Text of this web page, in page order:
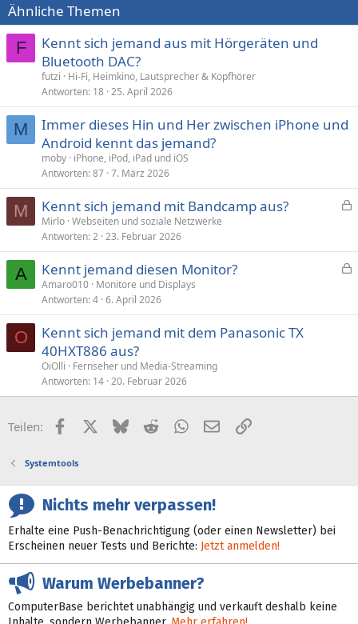
Ähnliche Themen
F
Kennt sich jemand aus mit Hörgeräten und
Bluetooth DAC?
futzi
Hi-Fi, Heimkino, Lautsprecher & Kopfhörer
Antworten 18 25. April 2026
M
Immer dieses Hin und Her zwischen iPhone und
Android kennt das jemand?
moby iPhone, iPod, iPad und iOS
Antworten 87 7. März 2026
M
p
e
Kennt sich jemand mit Bandcamp aus?
Mirlo Webseiten und soziale Netzwerke
Antworten 2 23. Februar 2026
A
p
Kennt jemand diesen Monitor?
Amaro010 Monitore und Displays
Antworten 4 6. April 2026
O
Kennt sich jemand mit dem Panasonic TX
40HXT886 aus?
OiOlli
Fernseher und Media-Streaming
Antworten 14 20. Februar 2026
Teilen: FacebookX (Twitter)
BlueskyRedditWhatsApp
E-MailLink
Systemtools
Nichts mehr verpassen!
Erhalte eine Push-Benachrichtigung (oder einen Newsletter) bei
Erscheinen neuer Tests und Berichte: Jetzt anmelden!
Warum Werbebanner?
ComputerBase berichtet unabhängig und verkauft deshalb keine